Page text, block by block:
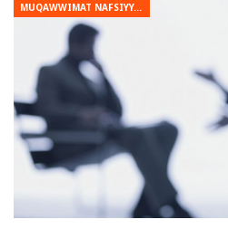
MUQAWWIMAT NAFSIYYAH